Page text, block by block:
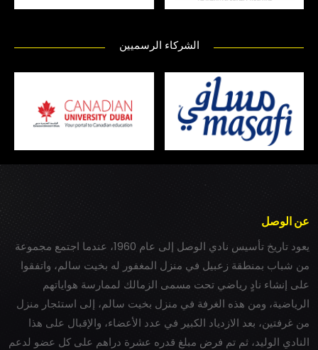
الشركاء الرسميين
عن الوصل
يعود تاريخ تأسيس نادي الوصل إلى عام 1960، عندما اجتمع مجموعة
من شباب بمنطقة زعبيل في منزل المغفور له بخيت سالم، واتفقوا
على إنشاء نادٍ رياضي تحت مسمى الزمالك لممارسة هواياتهم
الرياضية، ومن هذه الغرفة في منزل بخيت سالم، إلى استئجار منزل
من غرفتين، بعد الازدياد الكبير في عدد الأعضاء، والإقبال على هذا
النادي الوليد، ثم تم فرض مبلغ قدره عشرة دراهم على كل عضو لدعم